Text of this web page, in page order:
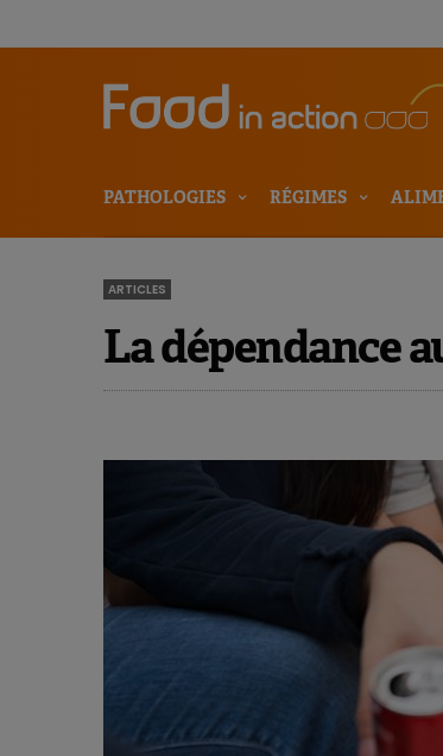
PATHOLOGIES RÉGIMES
ARTICLES
La dépendance